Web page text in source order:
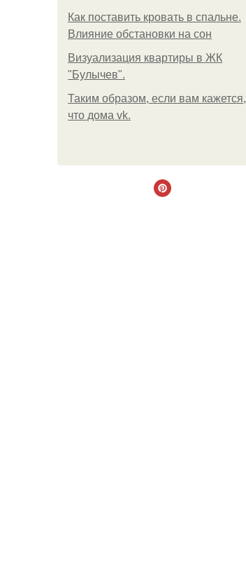
Как поставить кровать в спальне.
Влияние обстановки на сон
Визуализация квартиры в ЖК
"Булычев".
Таким образом, если вам кажется,
что дома vk.